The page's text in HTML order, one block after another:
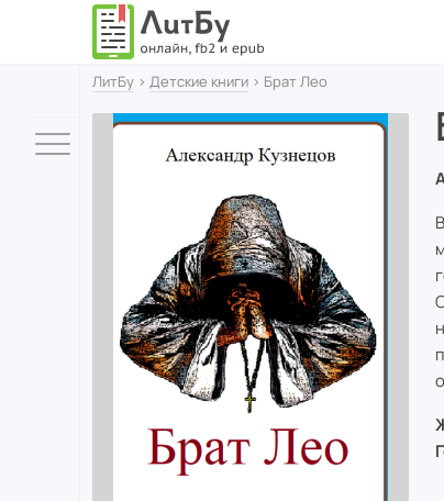
ЛитБу › Детские книги › Брат Лео